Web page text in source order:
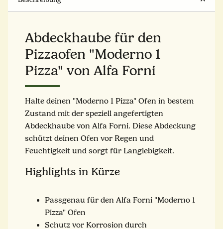
Abdeckhaube für den
Pizzaofen "Moderno 1
Pizza" von Alfa Forni
Halte deinen "Moderno 1 Pizza" Ofen in bestem
Zustand mit der speziell angefertigten
Abdeckhaube von Alfa Forni. Diese Abdeckung
schützt deinen Ofen vor Regen und
Feuchtigkeit und sorgt für Langlebigkeit.
Highlights in Kürze
Passgenau für den Alfa Forni "Moderno 1
Pizza" Ofen
Schutz vor Korrosion durch